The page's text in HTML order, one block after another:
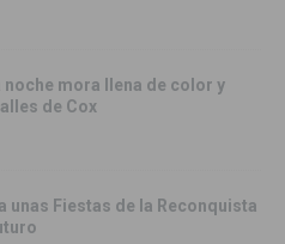
noche mora llena de color y
de Cox
unas Fiestas de la Reconquista